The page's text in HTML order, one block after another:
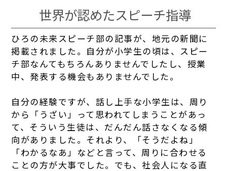
世界が認めたスピーチ指導
ひろの未来スピーチ部の記事が、地元の新聞に
掲載されました。自分が小学生の頃は、スピー
チ部なんてもちろんありませんでしたし、授業
中、発表する機会もありませんでした。
自分の経験ですが、話し上手な小学生は、周り
から「うざい」って思われてしまうことがあっ
て、そういう生徒は、だんだん話さなくなる傾
向がありました。それより、「そうだよね」
「わかるなあ」などと言って、周りに合わせる
ことの方が大事でした。でも、社会人になる直